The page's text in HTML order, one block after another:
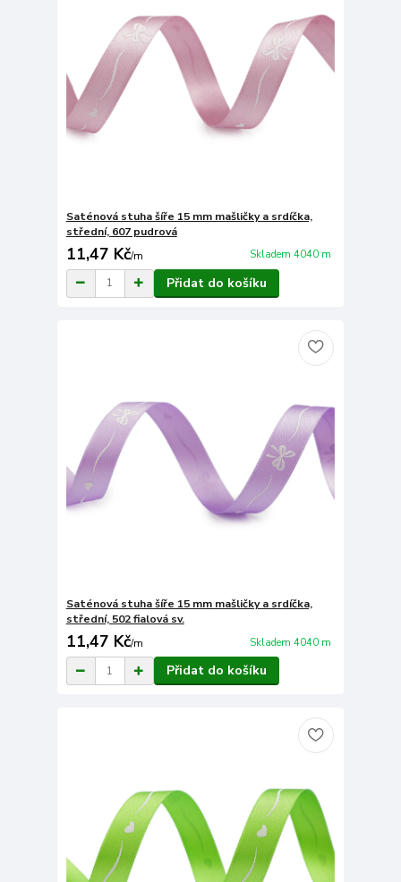
Saténová stuha šíře 15 mm mašličky a srdíčka,
střední, 607 pudrová
11,47 Kč/m Skladem 4040 m
Přidat do košíku
Saténová stuha šíře 15 mm mašličky a srdíčka,
střední, 502 fialová sv.
11,47 Kč/m Skladem 4040 m
Přidat do košíku